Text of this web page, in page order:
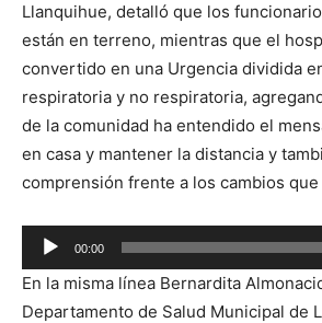
Llanquihue, detalló que los
están en terreno, mientras que el
convertido en una Urgencia dividida
respiratoria y no respiratoria,
de la comunidad ha entendido el
en casa y mantener la distancia y
comprensión frente a los cambios
Reproductor
de
audio
00:00
En la misma línea Bernardita
Departamento de Salud Municipal de